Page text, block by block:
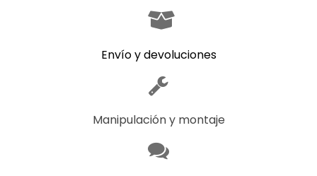
Envío y devoluciones
Manipulación y montaje